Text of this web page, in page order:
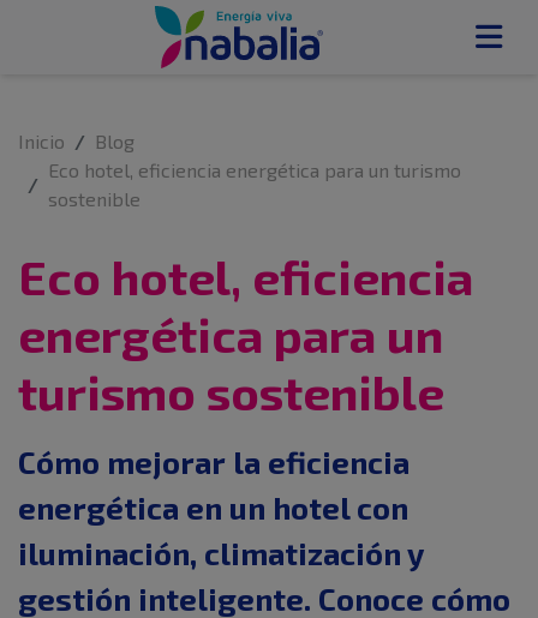
Inicio
Blog
Eco hotel, eficiencia energética para un turismo
sostenible
Eco hotel, eficiencia
energética para un
turismo sostenible
Cómo mejorar la eficiencia
energética en un hotel con
iluminación, climatización y
gestión inteligente. Conoce cómo